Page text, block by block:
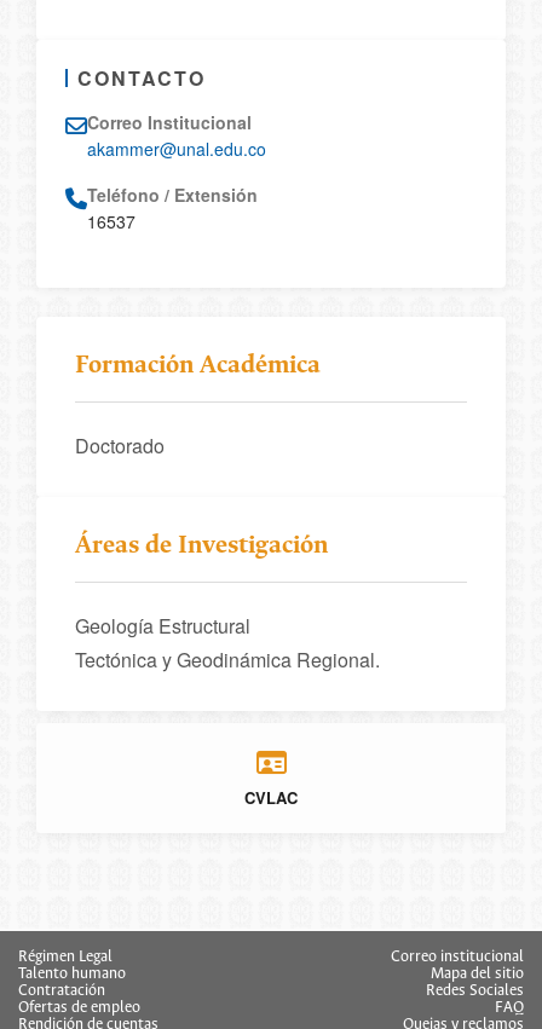
CONTACTO
Correo Institucional
akammer@unal.edu.co
Teléfono / Extensión
16537
Formación Académica
Doctorado
Áreas de Investigación
Geología Estructural
Tectónica y Geodinámica Regional.
CVLAC
Régimen Legal
Talento humano
Contratación
Ofertas de empleo
Rendición de cuentas
Correo institucional
Mapa del sitio
Redes Sociales
FAQ
Quejas y reclamos